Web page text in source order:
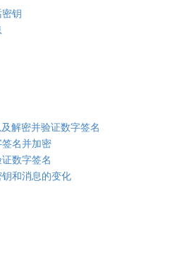
钥
解密并验证数字签名
名并加密
数字签名
和消息的变化